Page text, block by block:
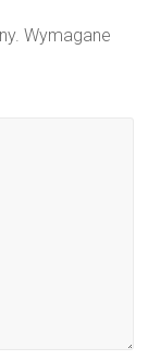
Wymagane